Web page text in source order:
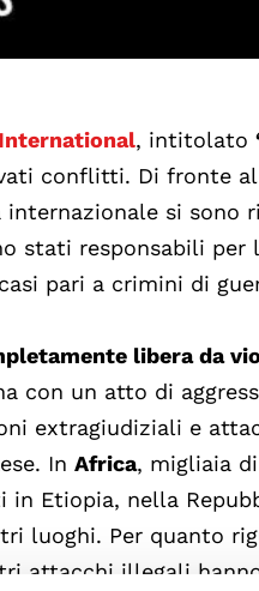
, intitolato
conflitti. Di fronte
si sono
stati responsabili
pari a crimini di
libera da
con un atto di
extragiudiziali e
InAfrica, migliaia
Etiopia, nella
luoghi. Per quanto
attacchi illegali